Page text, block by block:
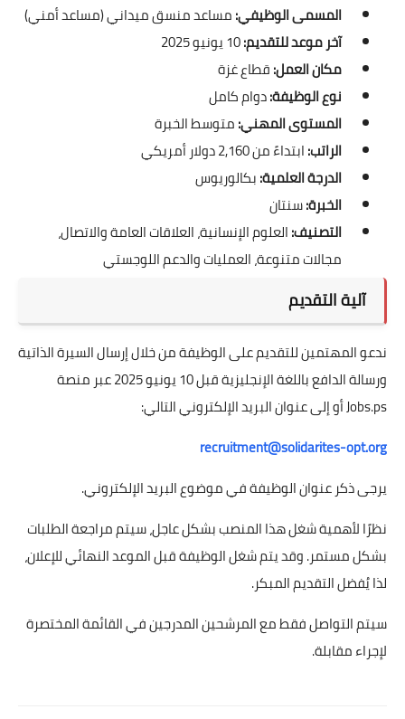
المسمى الوظيفي:مساعد منسق ميداني (مساعد أمني)
آخر موعد للتقديم:
مكان العمل:قطاع غزة
نوع الوظيفة:دوام كامل
المستوى المهني:متوسط الخبرة
الراتب:ابتداءً من 2,160 دولار أمريكي
الدرجة العلمية:بكالوريوس
الخبرة:سنتان
التصنيف:العلوم الإنسانية، العلاقات العامة والاتصال،
مجالات متنوعة، العمليات والدعم اللوجستي
آلية التقديم
ندعو المهتمين للتقديم على الوظيفة من خلال إرسال السيرة الذاتية
ورسالة الدافع باللغة الإنجليزية قبل 10 يونيو 2025 عبر منصة
Jobs.ps أو إلى عنوان البريد الإلكتروني التالي:
recruitment@solidarites-opt.org
يرجى ذكر عنوان الوظيفة في موضوع البريد الإلكتروني.
نظرًا لأهمية شغل هذا المنصب بشكل عاجل، سيتم مراجعة الطلبات
بشكل مستمر. وقد يتم شغل الوظيفة قبل الموعد النهائي للإعلان،
لذا يُفضل التقديم المبكر.
سيتم التواصل فقط مع المرشحين المدرجين في القائمة المختصرة
لإجراء مقابلة.